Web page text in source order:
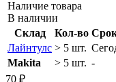
Наличие товара
В наличии
Склад
Кол-во
Лайнтулс > 5 шт.
Makita
> 5 шт. -
70 ₽